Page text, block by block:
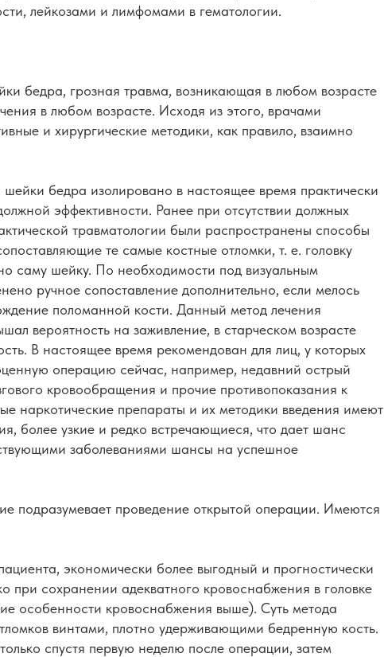
лейкозами и лимфомами в гематологии.
бедра, грозная травма, возникающая в любом возрасте
в любом возрасте. Исходя из этого, врачами
и хирургические методики, как правило, взаимно
бедра изолировано в настоящее время практически
эффективности. Ранее при отсутствии должных
травматологии были распространены способы
те самые костные отломки, т. е. головку
саму шейку. По необходимости под визуальным
ручное сопоставление дополнительно, если мелось
поломанной кости. Данный метод лечения
вероятность на заживление, в старческом возрасте
В настоящее время рекомендован для лиц, у которых
операцию сейчас, например, недавний острый
кровообращения и прочие противопоказания к
наркотические препараты и их методики введения имеют
более узкие и редко встречающиеся, что дает шанс
заболеваниями шансы на успешное
подразумевает проведение открытой операции. Имеются
экономически более выгодный и прогностически
при сохранении адекватного кровоснабжения в головке
особенности кровоснабжения выше). Суть метода
винтами, плотно удерживающими бедренную кость.
спустя первую неделю после операции, затем